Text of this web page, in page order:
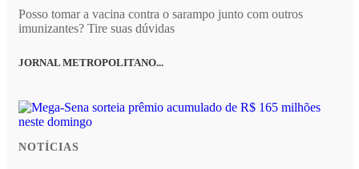
Posso tomar a vacina contra o sarampo junto com outros
imunizantes? Tire suas dúvidas
JORNAL METROPOLITANO...
NOTÍCIAS